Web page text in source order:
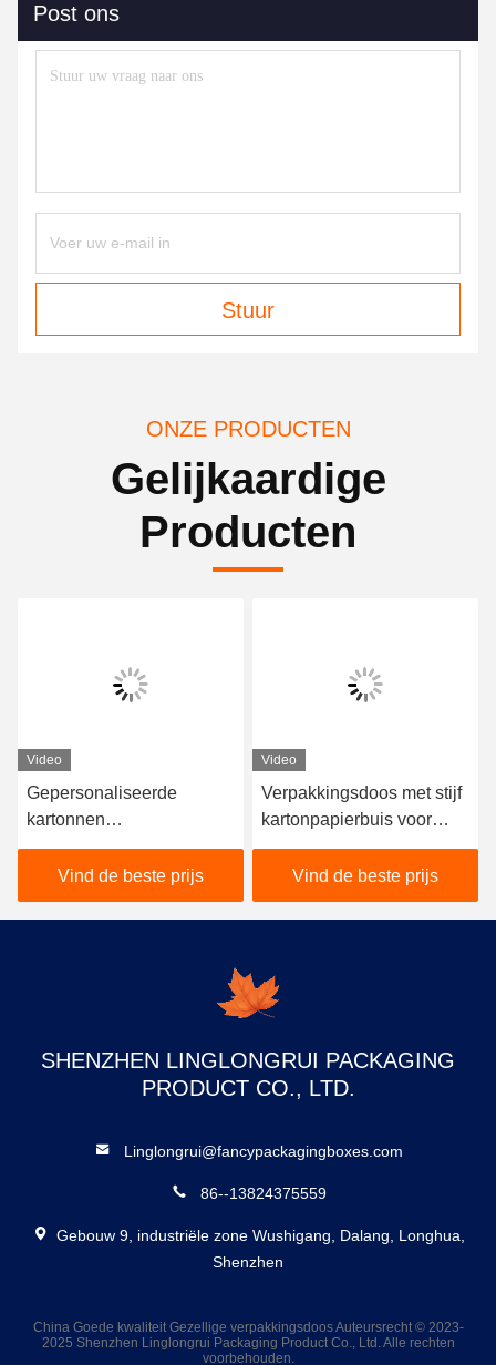
Post ons
Stuur
ONZE PRODUCTEN
Gelijkaardige
Producten
Video
Gepersonaliseerde
kartonnen
bloemencilinderdoos met
gouden warmstempel
Vind de beste prijs
Video
Verpakkingsdoos met stijf
kartonpapierbuis voor
cosmetische lippengloze
producten
Vind de beste prijs
SHENZHEN LINGLONGRUI PACKAGING
PRODUCT CO., LTD.
Linglongrui@fancypackagingboxes.com
86--13824375559
Gebouw 9, industriële zone Wushigang, Dalang, Longhua,
Shenzhen
China Goede kwaliteit Gezellige verpakkingsdoos Auteursrecht © 2023-
2025 Shenzhen Linglongrui Packaging Product Co., Ltd. Alle rechten
voorbehouden.